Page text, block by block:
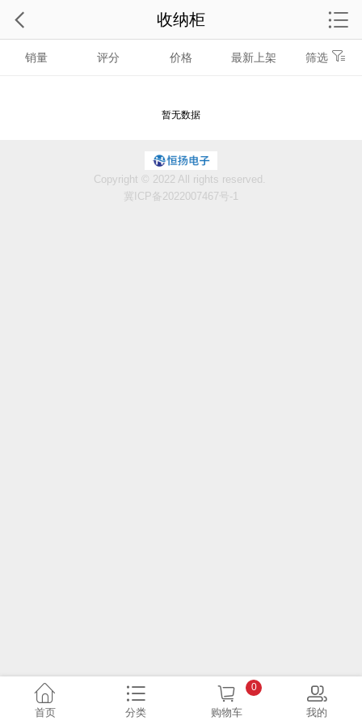
销量 评分 价格 最新上架 筛选
暂无数据
收纳柜
Copyright © 2022 All rights reserved.
冀ICP备2022007467号-1
首页 分类 购物车
0
我的